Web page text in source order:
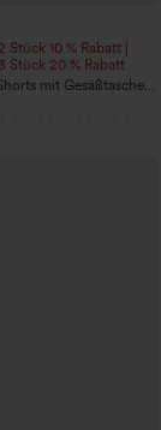
Stück 10 % Rabatt |
Stück 20 % Rabatt
mit Gesäßtasche
Tasche 6,3 cm